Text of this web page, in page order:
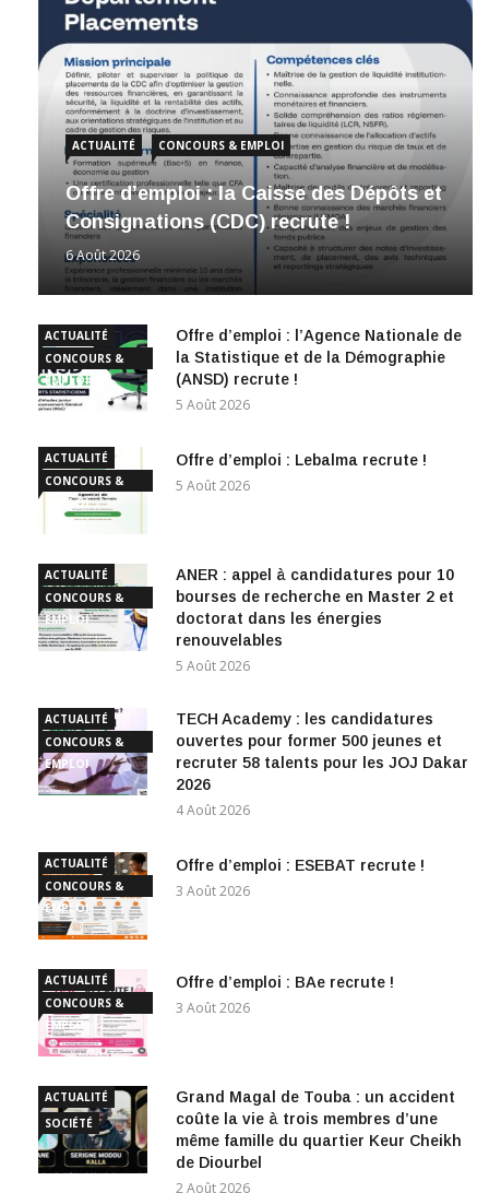
ACTUALITÉ CONCOURS & EMPLOI
Offre d’emploi : la Caisse des Dépôts et
Consignations (CDC) recrute !
6 Août 2026
ACTUALITÉ
CONCOURS &
EMPLOI
Offre d’emploi : l’Agence Nationale de
la Statistique et de la Démographie
(ANSD) recrute !
5 Août 2026
ACTUALITÉ
CONCOURS &
EMPLOI
Offre d’emploi : Lebalma recrute !
5 Août 2026
ACTUALITÉ
CONCOURS &
EMPLOI
ANER : appel à candidatures pour 10
bourses de recherche en Master 2 et
doctorat dans les énergies
renouvelables
5 Août 2026
ACTUALITÉ
CONCOURS &
EMPLOI
TECH Academy : les candidatures
ouvertes pour former 500 jeunes et
recruter 58 talents pour les JOJ Dakar
2026
4 Août 2026
ACTUALITÉ
CONCOURS &
EMPLOI
Offre d’emploi : ESEBAT recrute !
3 Août 2026
ACTUALITÉ
CONCOURS &
EMPLOI
Offre d’emploi : BAe recrute !
3 Août 2026
ACTUALITÉ
SOCIÉTÉ
Grand Magal de Touba : un accident
coûte la vie à trois membres d’une
même famille du quartier Keur Cheikh
de Diourbel
2 Août 2026